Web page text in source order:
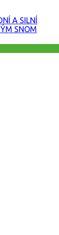
A SILNÍ
SNOM